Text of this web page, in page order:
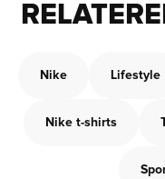
Nike Lifestyle
Nike t-shirts